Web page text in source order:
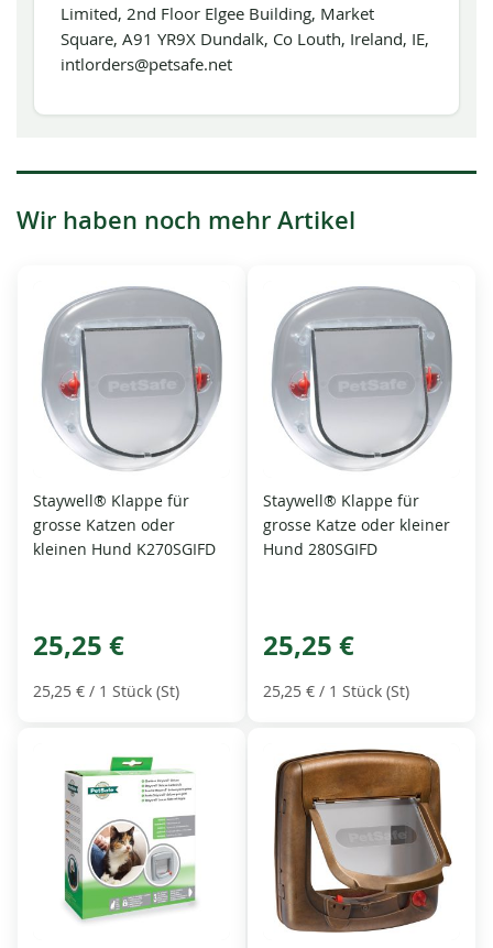
Limited, 2nd Floor Elgee Building, Market
Square, A91 YR9X Dundalk, Co Louth, Ireland, IE,
intlorders@petsafe.net
Wir haben noch mehr Artikel
Staywell® Klappe für
grosse Katzen oder
kleinen Hund K270SGIFD
25,25 €
25,25 € / 1 Stück (St)
Staywell® Klappe für
grosse Katze oder kleiner
Hund 280SGIFD
25,25 €
25,25 € / 1 Stück (St)